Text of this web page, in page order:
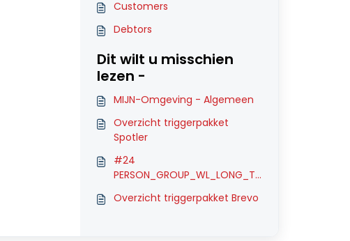
Customers
Debtors
Dit wilt u misschien
lezen -
MIJN-Omgeving - Algemeen
Overzicht triggerpakket
Spotler
#24
PERSON_GROUP_WL_LONG_TI
Overzicht triggerpakket Brevo